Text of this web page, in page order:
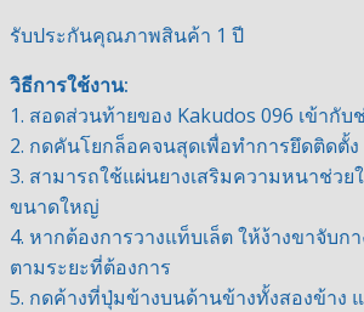
รับประกันคุณภาพสินค้า 1 ปี
วิธีการใช้งาน:
1. สอดส่วนท้ายของ Kakudos 096 เข้ากับ
2. กดคันโยกล็อคจนสุดเพื่อทำการยึดติดตั้ง
3. สามารถใช้แผ่นยางเสริมความหนาช่ว
ขนาดใหญ่
4. หากต้องการวางแท็บเล็ต ให้ง้างขาจับก
ตามระยะที่ต้องการ
5. กดค้างที่ปุ่มข้างบนด้านข้างทั้งสองข้าง